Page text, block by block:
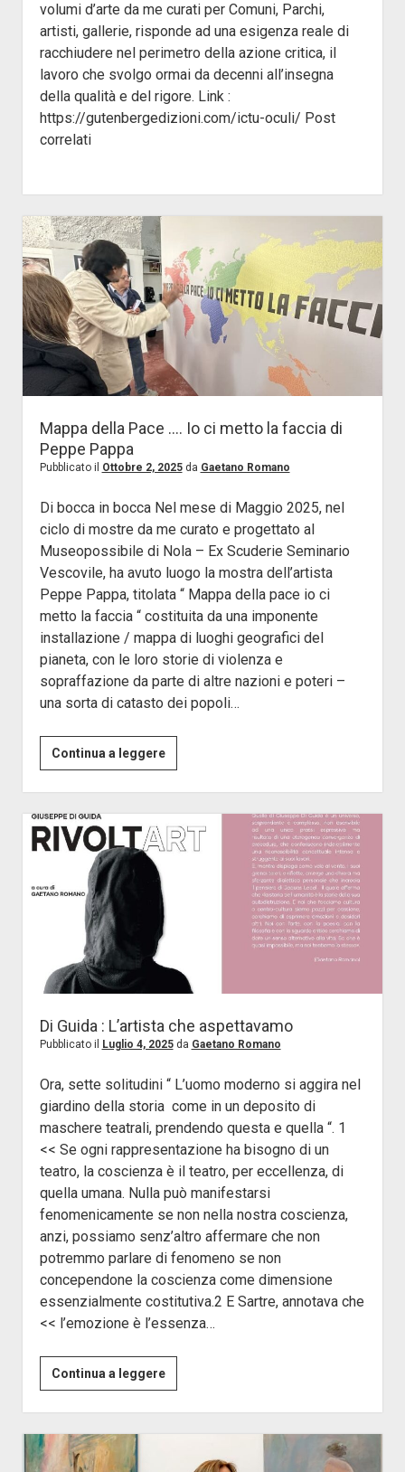
volumi d’arte da me curati per Comuni, Parchi,
artisti, gallerie, risponde ad una esigenza reale di
racchiudere nel perimetro della azione critica, il
lavoro che svolgo ormai da decenni all’insegna
della qualità e del rigore. Link :
https://gutenbergedizioni.com/ictu-oculi/ Post
correlati
Mappa della Pace …. Io ci metto la faccia di
Peppe Pappa
Pubblicato il Ottobre 2, 2025da Gaetano Romano
Di bocca in bocca Nel mese di Maggio 2025, nel
ciclo di mostre da me curato e progettato al
Museopossibile di Nola – Ex Scuderie Seminario
Vescovile, ha avuto luogo la mostra dell’artista
Peppe Pappa, titolata “ Mappa della pace io ci
metto la faccia “ costituita da una imponente
installazione / mappa di luoghi geografici del
pianeta, con le loro storie di violenza e
sopraffazione da parte di altre nazioni e poteri –
una sorta di catasto dei popoli…
Continua a leggereMappa
della
Pace
….
Io
la
faccia
Peppe
Pappa
Di Guida : L’artista che aspettavamo
Pubblicato il Luglio 4, 2025da Gaetano Romano
Ora, sette solitudini “ L’uomo moderno si aggira nel
giardino della storia come in un deposito di
maschere teatrali, prendendo questa e quella “. 1
<< Se ogni rappresentazione ha bisogno di un
teatro, la coscienza è il teatro, per eccellenza, di
quella umana. Nulla può manifestarsi
fenomenicamente se non nella nostra coscienza,
anzi, possiamo senz’altro affermare che non
potremmo parlare di fenomeno se non
concependone la coscienza come dimensione
essenzialmente costitutiva.2 E Sartre, annotava che
<< l’emozione è l’essenza…
Continua a leggereDi
Guida
: